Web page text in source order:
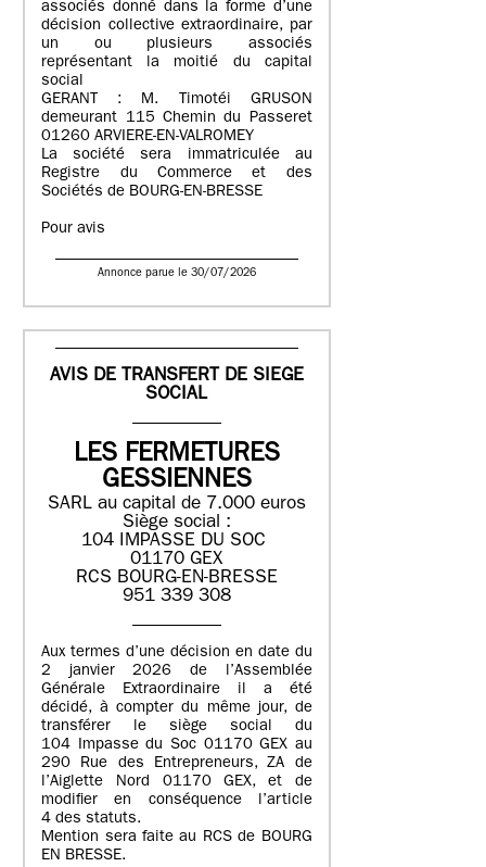
associés donné dans la forme d’une
décision collective extraordinaire, par
un ou plusieurs associés
représentant la moitié du capital
social
GERANT : M. Timotéi GRUSON
demeurant 115 Chemin du Passeret
01260 ARVIERE-EN-VALROMEY
La société sera immatriculée au
Registre du Commerce et des
Sociétés de BOURG-EN-BRESSE
Pour avis
Annonce parue le 30/07/2026
AVIS DE TRANSFERT DE SIEGE
SOCIAL
LES FERMETURES
GESSIENNES
SARL au capital de 7.000 euros
Siège social :
104 IMPASSE DU SOC
01170 GEX
RCS BOURG-EN-BRESSE
951 339 308
Aux termes d’une décision en date du
2 janvier 2026 de l’Assemblée
Générale Extraordinaire il a été
décidé, à compter du même jour, de
transférer le siège social du
104 Impasse du Soc 01170 GEX au
290 Rue des Entrepreneurs, ZA de
l’Aiglette Nord 01170 GEX, et de
modifier en conséquence l’article
4 des statuts.
Mention sera faite au RCS de BOURG
EN BRESSE.